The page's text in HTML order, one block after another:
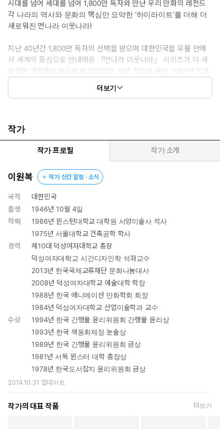
시대를 넘어 세대를 넘어 1,800만 독자와 만난 우리 만화의 레전드
각 나라의 역사와 문화의 핵심만 요약한 ‘하이라이트’를 더해 더
새로워진 먼나라 이웃나라!
지난 40년간 1,800만 독자의 선택을 받으며 대한민국을 우물 안에
서 세계의 중심으로 안내해온 『먼나라 이웃나라』 시리즈가 더 새
로워진 개정증보판으로 출간되었다. 처음 책으로 묶인 1987년 이후
『먼나라 이웃나라』는 변화하는 시대에 발맞추고자 수정과 보완을
거듭해왔다. 이번에 출간된 『시대를 넘어 세대를 넘어 먼나라 이웃
가 오랜 시간 공들여 작성한 각 나라의 ‘하이라이트’를 부록으로 추가
해 국가와 지역별 핵심을 일목요연하게 정리하면서 마무리할 수 있
게 했다. 유일무이한 교양·학습 만화의 선구자이자 대명사 『먼나라
이웃나라』! 이보다 지적이고 정확한 교양 만화, 이보다 재미있고 생
생한 역사책이 또 있을까?
더보기
작가
작가 프로필 작가 소개
이원복 작가 신간 알림 · 소식
국적
대한민국
출생
1946년 10월 4일
학력
1986년 뮌스턴대학교 대학원 서양미술사 석사
1975년 서울대학교 건축공학 학사
경력
제10대 덕성여자대학교 총장
덕성여자대학교 시간디자인학 석좌교수
2013년 한국국제교류재단 문화나눔대사
2008년 덕성여자대학교 예술대학 학장
1988년 한국 애니메이션 만화학회 회장
1984년 덕성여자대학교 산업미술학과 교수
수상
1994년 한국 간행물 윤리위원회 간행물 윤리상
1993년 한국 색동회제정 눈솔상
1989년 한국 간행물 윤리위원회 금상
1981년 서독 뮌스터 대학 총장상
1978년 한국도서잡지 윤리위원회 금상
2014.10.31 업데이트
작가의 대표 작품 더보기